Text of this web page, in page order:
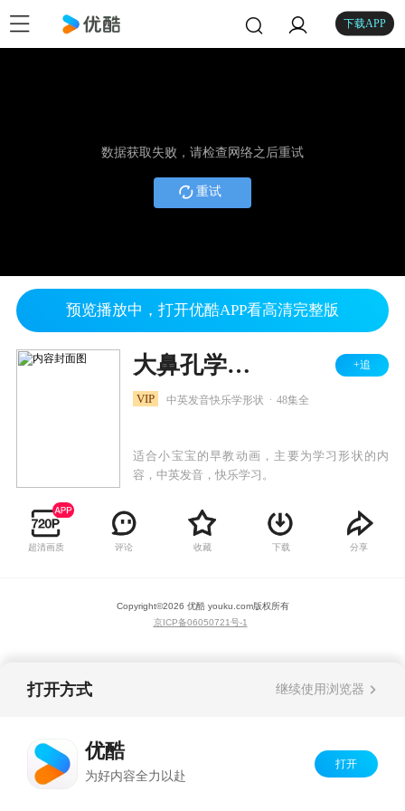
下载APP
数据获取失败，请检查网络之后重试
重试
预览播放中，打开优酷APP看高清完整版
大鼻孔学形状 +追
VIP 中英发音快乐学形状 48集全
适合小宝宝的早教动画，主要为学习形状的内
容，中英发音，快乐学习。
超清画质 评论 收藏 下载 分享
Copyright©2026 优酷 youku.com版权所有
京ICP备06050721号-1
打开方式 继续使用浏览器
优酷
为好内容全力以赴
打开